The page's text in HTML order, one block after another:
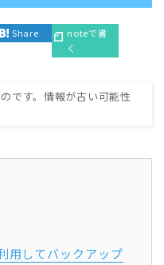
Share
noteで書
く
です。情報が古い可能性
用してバックアップ